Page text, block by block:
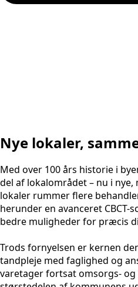
Nye lokaler,
Med over 100 års historie i
del af lokalområdet – nu i nye,
lokaler rummer flere
herunder en avanceret CBCT-
bedre muligheder for præcis
Trods fornyelsen er kernen
tandpleje med faglighed og
varetager fortsat omsorgs-